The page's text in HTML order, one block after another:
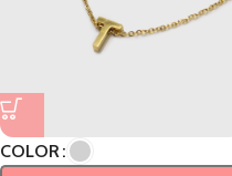
COLOR